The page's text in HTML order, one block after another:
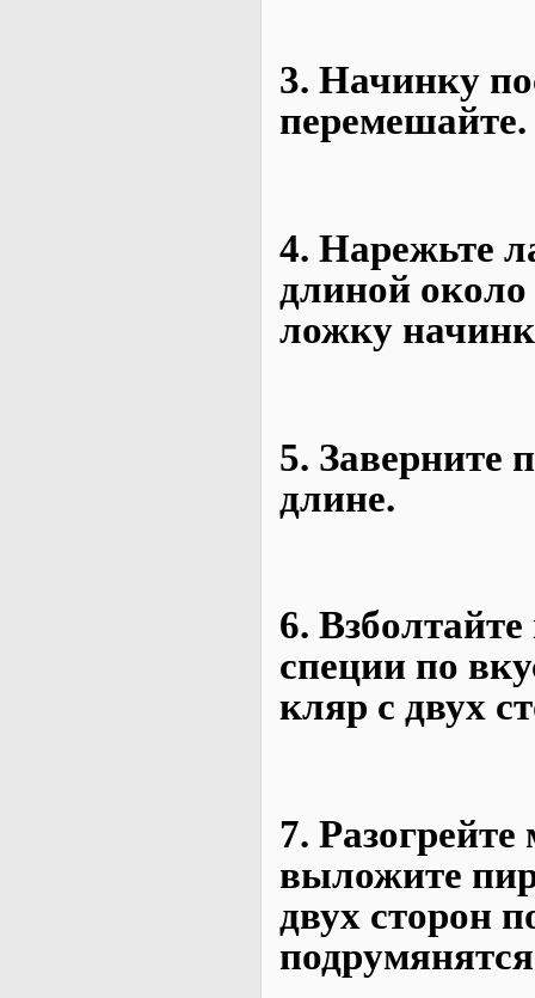
3. Начинку
перемешайте.
4. Нарежьте
длиной
ложку
5. Заверните
длине.
6.
специи по
кляр с двух
7.
выложите
двух сторон